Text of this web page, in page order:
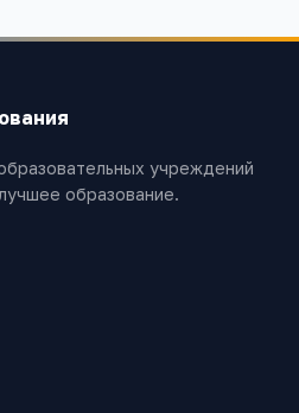
учреждений
образование.